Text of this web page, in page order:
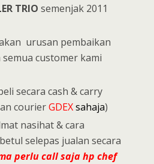
TRIO semenjak 2011
urusan pembaikan
customer kami
secara cash & carry
courierGDEXsahaja)
nasihat & cara
selepas jualan secara
perlu call saja hp chef